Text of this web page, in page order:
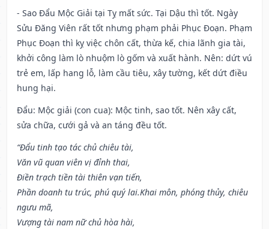
- Sao Đẩu Mộc Giải tại Tỵ mất sức. Tại Dậu thì tốt. Ngày
Sửu Đăng Viên rất tốt nhưng phạm phải Phục Đoạn. Phạm
Phục Đoạn thì kỵ việc chôn cất, thừa kế, chia lãnh gia tài,
khởi công làm lò nhuộm lò gốm và xuất hành. Nên: dứt vú
trẻ em, lấp hang lỗ, làm cầu tiêu, xây tường, kết dứt điều
hung hại.
Đẩu: Mộc giải (con cua): Mộc tinh, sao tốt. Nên xây cất,
sửa chữa, cưới gả và an táng đều tốt.
“Đẩu tinh tạo tác chủ chiêu tài,
Văn vũ quan viên vị đỉnh thai,
Điền trạch tiền tài thiên vạn tiến,
Phần doanh tu trúc, phú quý lai.Khai môn, phóng thủy, chiêu
ngưu mã,
Vượng tài nam nữ chủ hòa hài,